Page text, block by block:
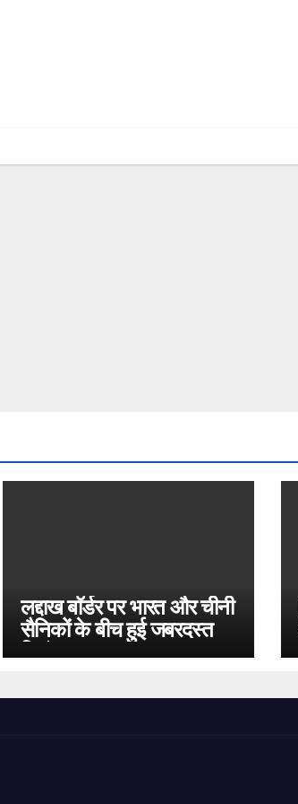
लद्दाख बॉर्डर पर भारत और चीनी
सैनिकों के बीच हुई जबरदस्त
भिड़ंत